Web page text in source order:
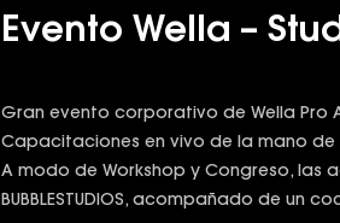
Evento Wella –
Gran evento corporativo de Wella Pro
Capacitaciones en vivo de la mano
A modo de Workshop y Congreso, las
BUBBLESTUDIOS, acompañado de un